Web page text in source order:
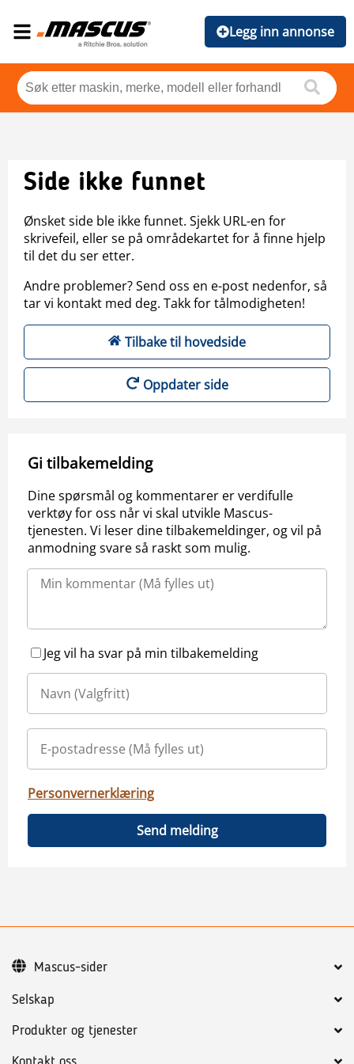
Legg inn annonse
Side ikke funnet
Ønsket side ble ikke funnet. Sjekk URL-en for
skrivefeil, eller se på områdekartet for å finne hjelp
til det du ser etter.
Andre problemer? Send oss en e-post nedenfor, så
tar vi kontakt med deg. Takk for tålmodigheten!
Tilbake til hovedside
Oppdater side
Gi tilbakemelding
Dine spørsmål og kommentarer er verdifulle
verktøy for oss når vi skal utvikle Mascus-
tjenesten. Vi leser dine tilbakemeldinger, og vil på
anmodning svare så raskt som mulig.
Jeg vil ha svar på min tilbakemelding
Personvernerklæring
Send melding
Selskap
Produkter og tjenester
Mascus-sider